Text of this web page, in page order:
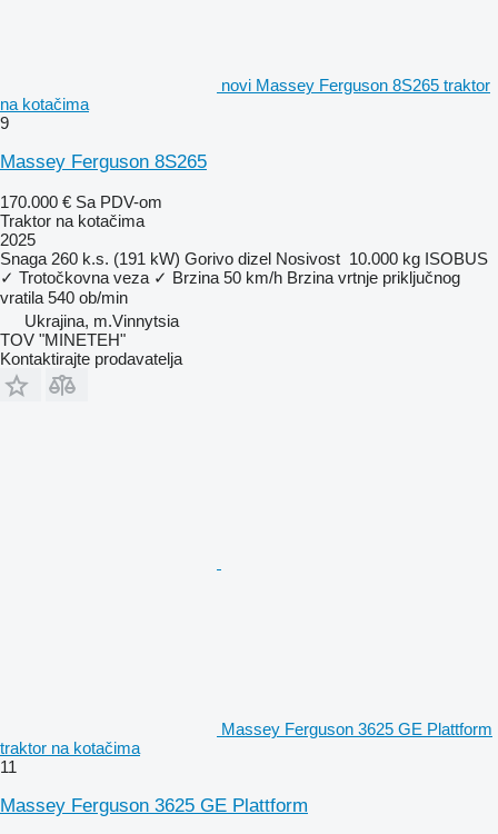
novi Massey Ferguson 8S265 traktor
na kotačima
9
Massey Ferguson 8S265
170.000 € Sa PDV-om
Traktor na kotačima
2025
Snaga 260 k.s. (191 kW) Gorivo dizel Nosivost 10.000 kg ISOBUS
✓ Trotočkovna veza ✓ Brzina 50 km/h Brzina vrtnje priključnog
vratila 540 ob/min
Ukrajina, m.Vinnytsia
TOV "MINETEH"
Kontaktirajte prodavatelja
Massey Ferguson 3625 GE Plattform
traktor na kotačima
11
Massey Ferguson 3625 GE Plattform